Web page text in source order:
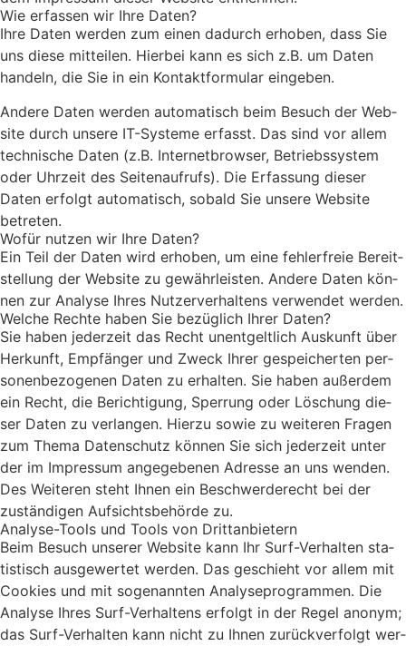
Wie erfas­sen wir Ihre Daten?
Ihre Daten wer­den zum einen dadurch erho­ben, dass Sie
uns die­se mit­tei­len. Hier­bei kann es sich z.B. um Daten
han­deln, die Sie in ein Kon­takt­for­mu­lar ein­ge­ben.
Ande­re Daten wer­den auto­ma­tisch beim Besuch der Web­
site durch unse­re IT-Sys­te­me erfasst. Das sind vor allem
tech­ni­sche Daten (z.B. Inter­net­brow­ser, Betriebs­sys­tem
oder Uhr­zeit des Sei­ten­auf­rufs). Die Erfas­sung die­ser
Daten erfolgt auto­ma­tisch, sobald Sie unse­re Web­site
betre­ten.
Wofür nut­zen wir Ihre Daten?
Ein Teil der Daten wird erho­ben, um eine feh­ler­freie Bereit­
stel­lung der Web­site zu gewähr­leis­ten. Ande­re Daten kön­
nen zur Ana­ly­se Ihres Nut­zer­ver­hal­tens ver­wen­det wer­den.
Wel­che Rech­te haben Sie bezüg­lich Ihrer Daten?
Sie haben jeder­zeit das Recht unent­gelt­lich Aus­kunft über
Her­kunft, Emp­fän­ger und Zweck Ihrer gespei­cher­ten per­
so­nen­be­zo­ge­nen Daten zu erhal­ten. Sie haben außer­dem
ein Recht, die Berich­ti­gung, Sper­rung oder Löschung die­
ser Daten zu ver­lan­gen. Hier­zu sowie zu wei­te­ren Fra­gen
zum The­ma Daten­schutz kön­nen Sie sich jeder­zeit unter
der im Impres­sum ange­ge­be­nen Adres­se an uns wen­den.
Des Wei­te­ren steht Ihnen ein Beschwer­de­recht bei der
zustän­di­gen Auf­sichts­be­hör­de zu.
Ana­ly­se-Tools und Tools von Dritt­an­bie­tern
Beim Besuch unse­rer Web­site kann Ihr Surf-Ver­hal­ten sta­
tis­tisch aus­ge­wer­tet wer­den. Das geschieht vor allem mit
Coo­kies und mit soge­nann­ten Ana­ly­se­pro­gram­men. Die
Ana­ly­se Ihres Surf-Ver­hal­tens erfolgt in der Regel anonym;
das Surf-Ver­hal­ten kann nicht zu Ihnen zurück­ver­folgt wer­